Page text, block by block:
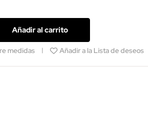
Añadir al carrito
medidas Añadir a la Lista de deseos